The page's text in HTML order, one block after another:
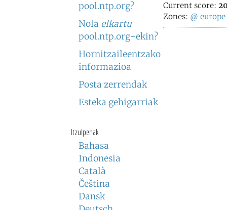
pool.ntp.org?
Nola elkartu
pool.ntp.org-ekin?
Hornitzaileentzako
informazioa
Posta zerrendak
Esteka gehigarriak
Itzulpenak
Bahasa
Indonesia
Català
Čeština
Dansk
Current score:
Zones: @ europe